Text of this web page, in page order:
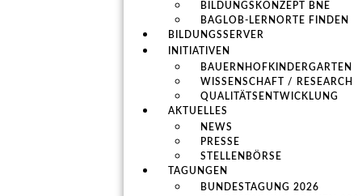
BILDUNGSKONZEPT BNE
BAGLOB-LERNORTE FINDEN
BILDUNGSSERVER
INITIATIVEN
BAUERNHOFKINDERGARTEN
WISSENSCHAFT / RESEARCH
QUALITÄTSENTWICKLUNG
AKTUELLES
NEWS
PRESSE
STELLENBÖRSE
TAGUNGEN
BUNDESTAGUNG 2026